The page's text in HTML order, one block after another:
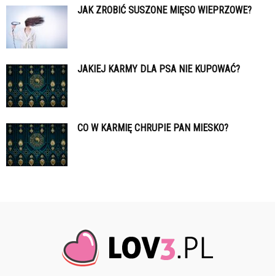
JAK ZROBIĆ SUSZONE MIĘSO WIEPRZOWE?
JAKIEJ KARMY DLA PSA NIE KUPOWAĆ?
CO W KARMIĘ CHRUPIE PAN MIESKO?